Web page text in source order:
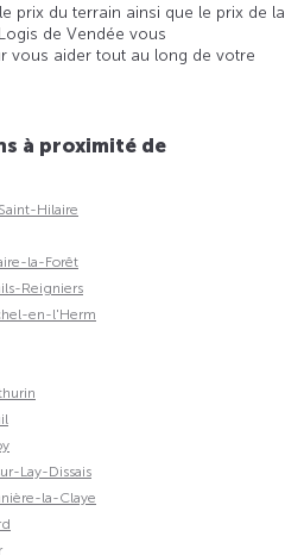
prix du terrain ainsi que le prix de la
de Vendée vous
vous aider tout au long de votre
à proximité de
Hilaire
la-Forêt
Reigniers
en-l'Herm
Lay-Dissais
la-Claye